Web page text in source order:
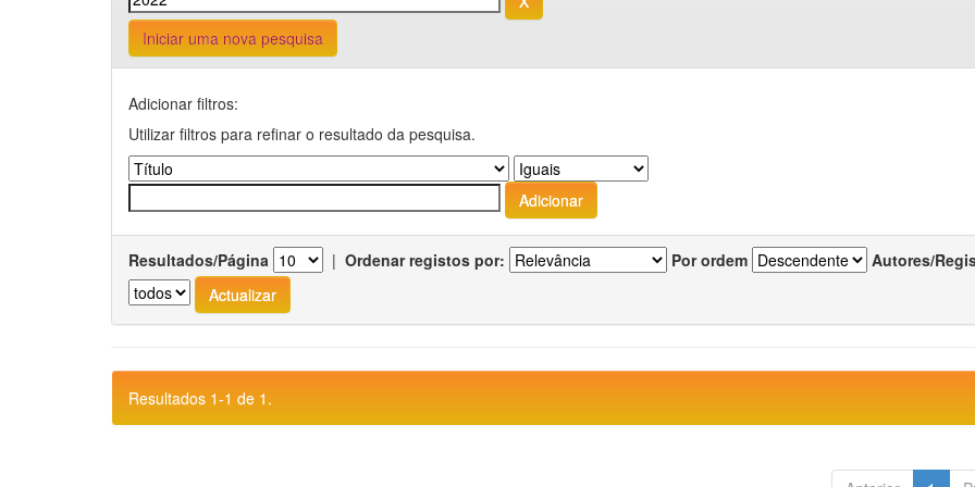
Iniciar uma nova pesquisa
Adicionar filtros:
Utilizar filtros para refinar o resultado da pesquisa.
Resultados/Página | Ordenar registos por: Por ordem Autores/
Resultados 1-1 de 1.